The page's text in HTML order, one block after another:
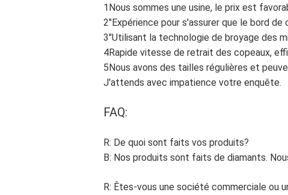
1Nous sommes une usine, le prix est
2"Expérience pour s'assurer que le bord
3"Utilisant la technologie de broyage des
4Rapide vitesse de retrait des copeaux,
5Nous avons des tailles régulières et
J'attends avec impatience votre enquête.
FAQ:
R: De quoi sont faits vos produits?
B: Nos produits sont faits de diamants.
R: Êtes-vous une société commerciale ou